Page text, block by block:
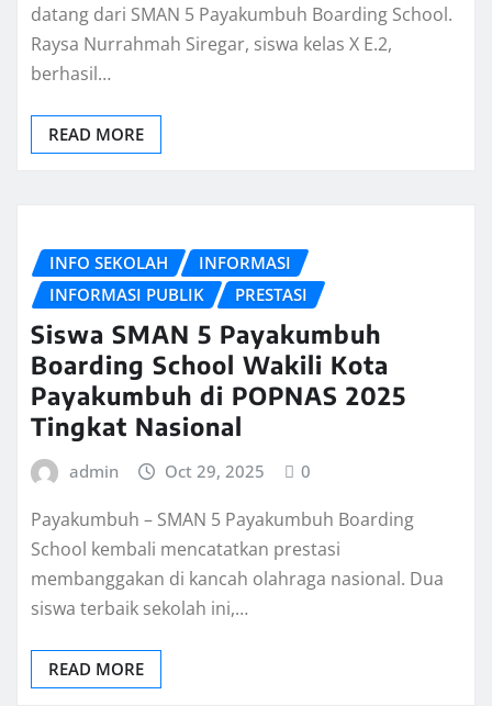
datang dari SMAN 5 Payakumbuh Boarding School.
Raysa Nurrahmah Siregar, siswa kelas X E.2,
berhasil…
READ MORE
INFO SEKOLAH
INFORMASI
INFORMASI PUBLIK
PRESTASI
Siswa SMAN 5 Payakumbuh
Boarding School Wakili Kota
Payakumbuh di POPNAS 2025
Tingkat Nasional
admin Oct 29, 2025 0
Payakumbuh – SMAN 5 Payakumbuh Boarding
School kembali mencatatkan prestasi
membanggakan di kancah olahraga nasional. Dua
siswa terbaik sekolah ini,…
READ MORE